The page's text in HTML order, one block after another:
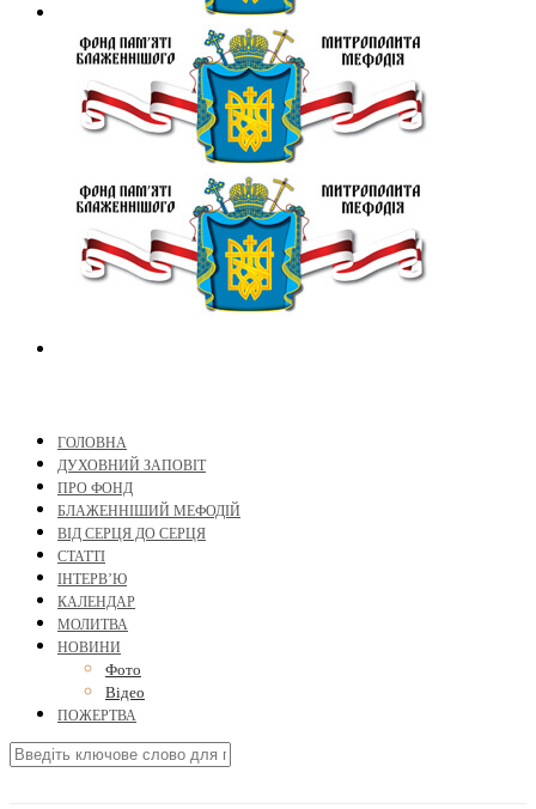
ГОЛОВНА
ДУХОВНИЙ ЗАПОВІТ
ПРО ФОНД
БЛАЖЕННІШИЙ МЕФОДІЙ
ВІД СЕРЦЯ ДО СЕРЦЯ
СТАТТІ
ІНТЕРВ’Ю
КАЛЕНДАР
МОЛИТВА
НОВИНИ
Фото
Відео
ПОЖЕРТВА